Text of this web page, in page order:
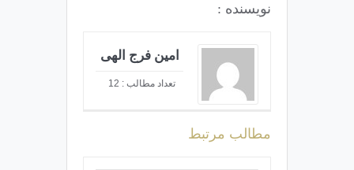
نویسنده :
امین فرج الهی
تعداد مطالب : 12
مطالب مرتبط